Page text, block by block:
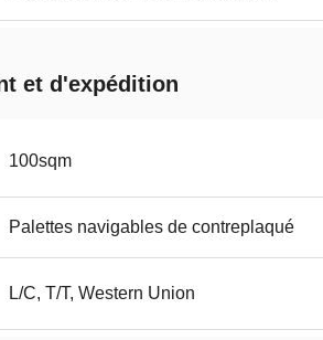
et d'expédition
100sqm
Palettes navigables de contreplaqué
L/C, T/T, Western Union